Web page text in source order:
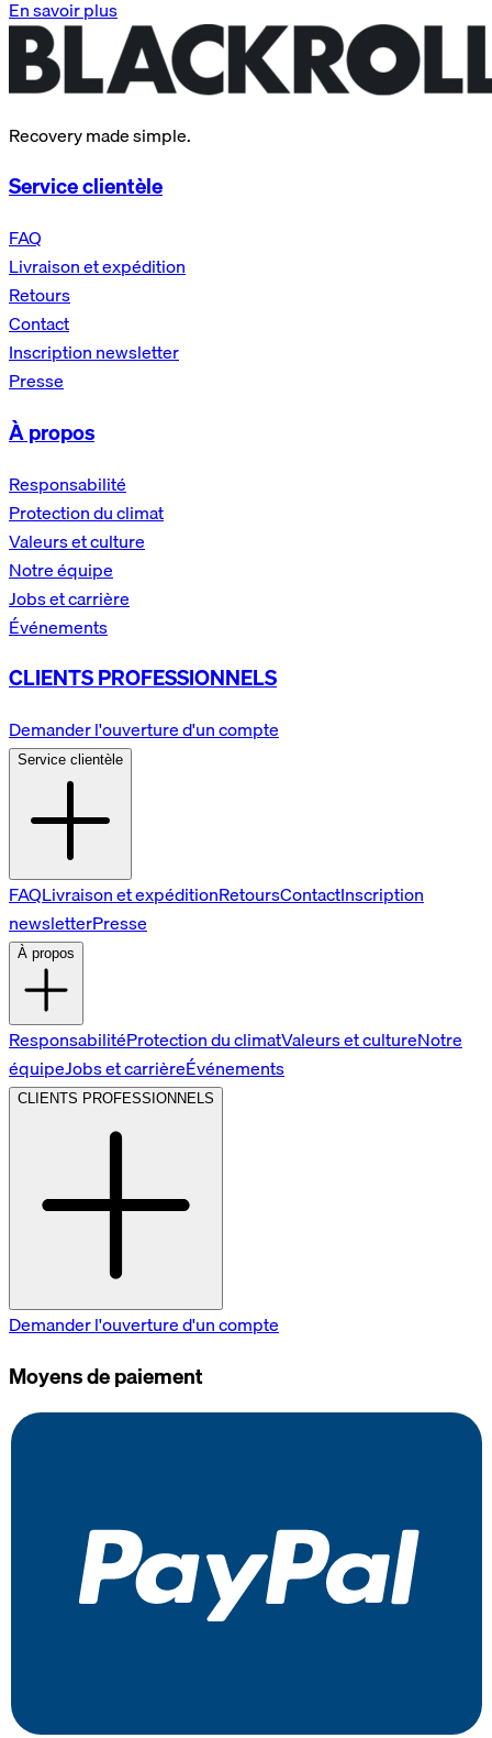
En savoir plus
Recovery made simple.
Service clientèle
FAQ
Livraison et expédition
Retours
Contact
Inscription newsletter
Presse
À propos
Responsabilité
Protection du climat
Valeurs et culture
Notre équipe
Jobs et carrière
Événements
CLIENTS PROFESSIONNELS
Demander l'ouverture d'un compte
Service clientèle
FAQLivraison et expéditionRetoursContactInscription
newsletterPresse
À propos
ResponsabilitéProtection du climatValeurs et cultureNotre
équipeJobs et carrièreÉvénements
CLIENTS PROFESSIONNELS
Demander l'ouverture d'un compte
Moyens de paiement